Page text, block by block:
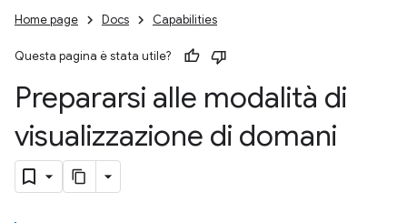
Home page Docs Capabilities
Questa pagina è stata utile?
Prepararsi alle modalità di
visualizzazione di domani